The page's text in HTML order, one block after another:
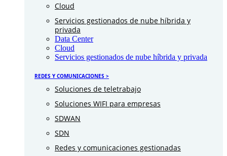
Cloud
Servicios gestionados de nube híbrida y
privada
Data Center
Cloud
Servicios gestionados de nube híbrida y privada
REDES Y COMUNICACIONES >
Soluciones de teletrabajo
Soluciones WIFI para empresas
SDWAN
SDN
Redes y comunicaciones gestionadas